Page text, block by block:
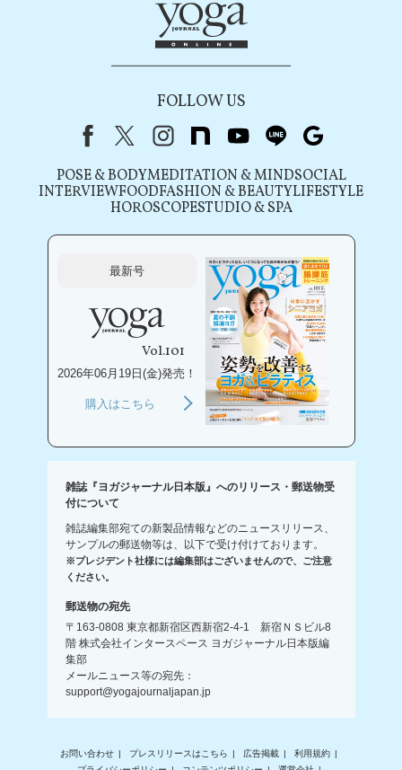
FOLLOW US
FacebookX（旧Twitter）
instagram
note youtubeline
POSE & BODYMEDITATION & MINDSOCIAL
INTERVIEWFOODFASHION & BEAUTYLIFESTYLE
HOROSCOPESTUDIO & SPA
最新号
Vol.101
2026年06月19日(金)発売！
購入はこちら
雑誌『ヨガジャーナル日本版』へのリリース・郵送物受
付について
雑誌編集部宛ての新製品情報などのニュースリリース、
サンプルの郵送物等は、以下で受け付けております。
※プレジデント社様には編集部はございませんので、ご注意
ください。
郵送物の宛先
〒163-0808 東京都新宿区西新宿2-4-1 新宿ＮＳビル8
階 株式会社インタースペース ヨガジャーナル日本版編
集部
メールニュース等の宛先：
support@yogajournaljapan.jp
お問い合わせ プレスリリースはこちら 広告掲載
利用規約